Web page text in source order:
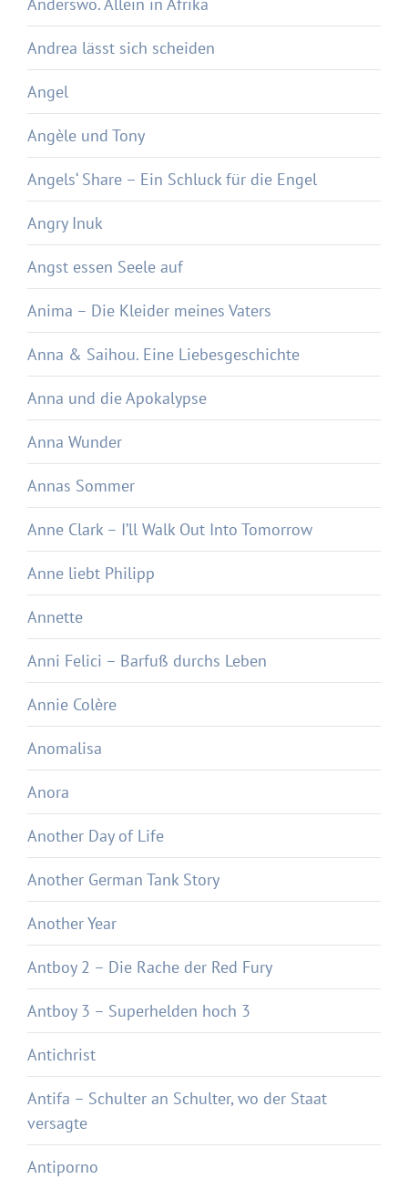
Andrea lässt sich scheiden
Angel
Angèle und Tony
Angels‘ Share – Ein Schluck für die Engel
Angry Inuk
Angst essen Seele auf
Anima – Die Kleider meines Vaters
Anna & Saihou. Eine Liebesgeschichte
Anna und die Apokalypse
Anna Wunder
Annas Sommer
Anne Clark – I’ll Walk Out Into Tomorrow
Anne liebt Philipp
Annette
Anni Felici – Barfuß durchs Leben
Annie Colère
Anomalisa
Anora
Another Day of Life
Another German Tank Story
Another Year
Antboy 2 – Die Rache der Red Fury
Antboy 3 – Superhelden hoch 3
Antichrist
Antifa – Schulter an Schulter, wo der Staat
versagte
Antiporno